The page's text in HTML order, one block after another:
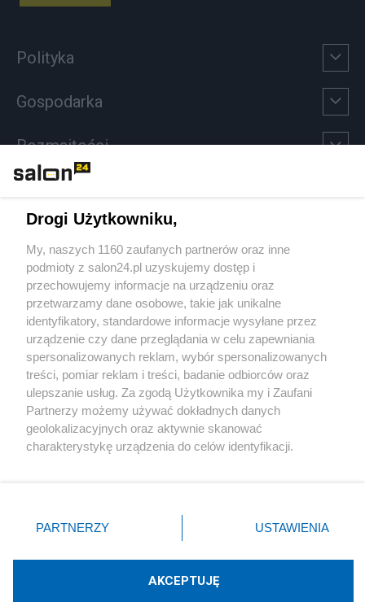
Polityka
Gospodarka
Rozmaitości
Sport
Społeczeństwo
Kultura
X Facebook Instagram Youtube
Drogi Użytkowniku,
My, naszych 1160 zaufanych partnerów oraz inne
podmioty z salon24.pl uzyskujemy dostęp i
przechowujemy informacje na urządzeniu oraz
przetwarzamy dane osobowe, takie jak unikalne
identyfikatory, standardowe informacje wysyłane przez
urządzenie czy dane przeglądania w celu zapewniania
spersonalizowanych reklam, wybór spersonalizowanych
treści, pomiar reklam i treści, badanie odbiorców oraz
ulepszanie usług. Za zgodą Użytkownika my i Zaufani
Partnerzy możemy używać dokładnych danych
geolokalizacyjnych oraz aktywnie skanować
charakterystykę urządzenia do celów identyfikacji.
zmienić/wycofać klikając przycisk ustawień prywatności
znajdujący się w lewym dolnym rogu strony
rodzaje przetwarzania danych nie wymagają zgody
użytkownika, ale masz prawo sprzeciwić się takiemu
PARTNERZY USTAWIENIA
AKCEPTUJĘ